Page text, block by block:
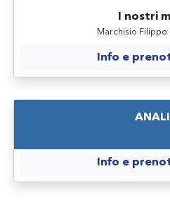
I nostri
Marchisio Filippo
Info e
Info e